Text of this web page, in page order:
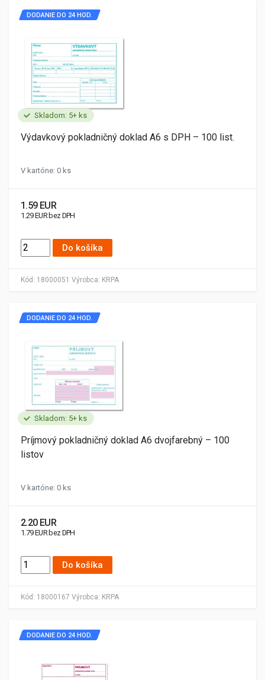
Skladom: 5+ ks
Kód: 18000051 Výrobca: KRPA
DODANIE DO 24 HOD.
Výdavkový pokladničný doklad A6 s DPH – 100 list.
V kartóne: 0 ks
1.59 EUR
1.29 EUR bez DPH
Do košíka
Skladom: 5+ ks
Kód: 18000167 Výrobca: KRPA
DODANIE DO 24 HOD.
Príjmový pokladničný doklad A6 dvojfarebný – 100
listov
V kartóne: 0 ks
2.20 EUR
1.79 EUR bez DPH
Do košíka
DODANIE DO 24 HOD.